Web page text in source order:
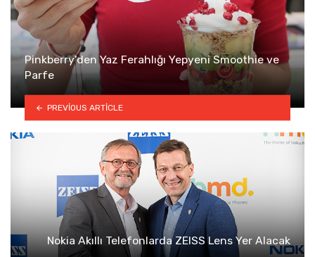
​Pinkberry’den Yaz Ferahlığı Yepyeni Smoothie ve
Parfe
PREVIOUS ARTICLE
Nokia Akıllı Telefonlarda ZEISS Lens Yer Alacak